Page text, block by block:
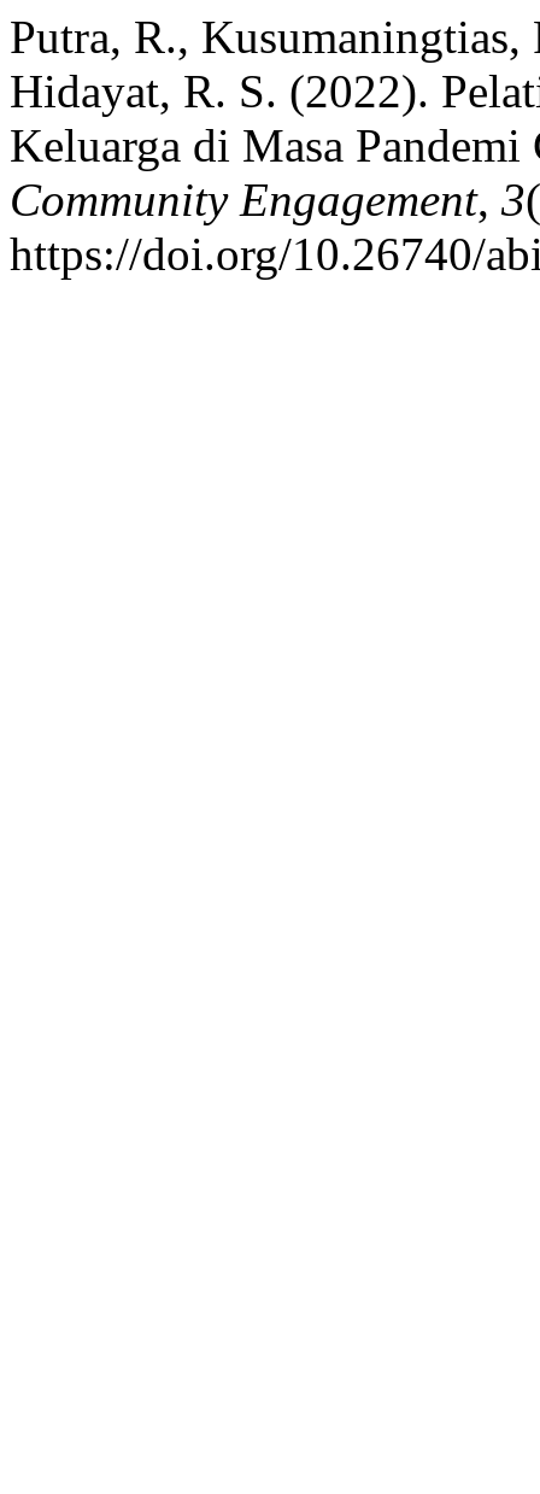
Putra, R.,
Hidayat, R. S. (2022).
Keluarga di Masa
Community Engagement, 3
https://doi.org/10.26740/